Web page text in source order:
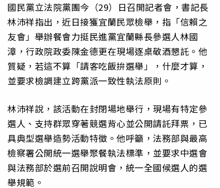
國民黨立法院黨團今（29）日召開記者會，書記長
林沛祥指出，近日接獲宜蘭民眾檢舉，指「信賴之
友會」舉辦餐會力挺民進黨宜蘭縣長參選人林國
漳，行政院政委陳金德更在現場逐桌敬酒懇託。他
質疑，若這不算「請客吃飯拚選舉」，什麼才算，
並要求檢調建立跨黨派一致性執法原則。
林沛祥說，該活動在封閉場地舉行，現場有特定參
選人、支持群眾穿著競選背心並公開請託拜票，已
具典型選舉造勢活動特徵。他呼籲，法務部與最高
檢察署公開統一選舉聚餐執法標準，並要求中選會
與法務部於選前召開說明會，統一全國候選人的選
舉規範。